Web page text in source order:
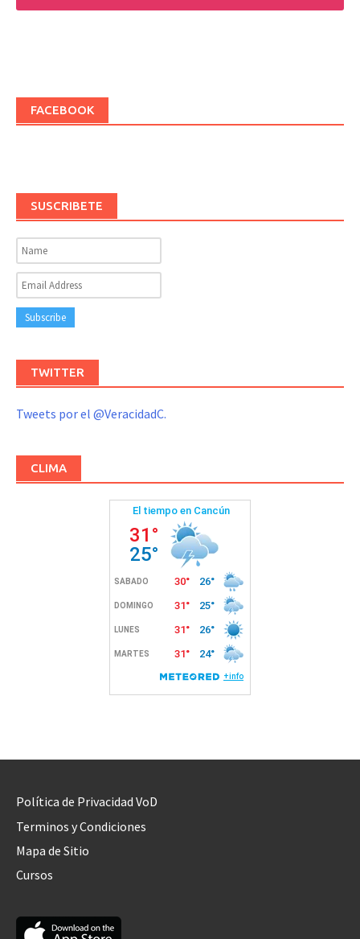
FACEBOOK
SUSCRIBETE
TWITTER
Tweets por el @VeracidadC.
CLIMA
Política de Privacidad VoD
Terminos y Condiciones
Mapa de Sitio
Cursos